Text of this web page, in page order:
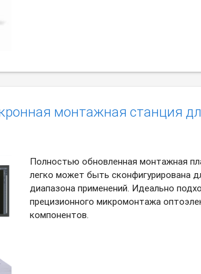
монтажная станция
Полностью обновленная монтажная
легко может быть сконфигурирована
диапазона применений. Идеально
прецизионного микромонтажа
компонентов.